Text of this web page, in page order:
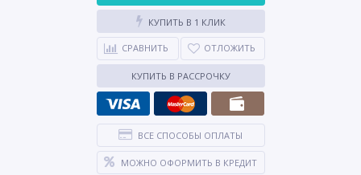
КУПИТЬ В 1 КЛИК
СРАВНИТЬ ОТЛОЖИТЬ
КУПИТЬ В РАССРОЧКУ
ВСЕ СПОСОБЫ ОПЛАТЫ
МОЖНО ОФОРМИТЬ В КРЕДИТ